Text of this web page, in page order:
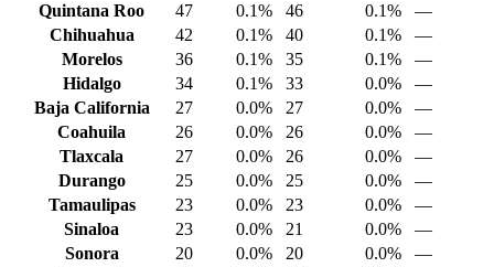
Quintana Roo
47 0.1% 46 0.1%
—
Chihuahua
42 0.1% 40 0.1%
—
Morelos
36 0.1% 35 0.1%
—
Hidalgo
34 0.1% 33 0.0%
—
Baja California
27 0.0% 27 0.0%
—
Coahuila
26 0.0% 26 0.0%
—
Tlaxcala
27 0.0% 26 0.0%
—
Durango
25 0.0% 25 0.0%
—
Tamaulipas
23 0.0% 23 0.0%
—
Sinaloa
23 0.0% 21 0.0%
—
Sonora
20 0.0% 20 0.0%
—